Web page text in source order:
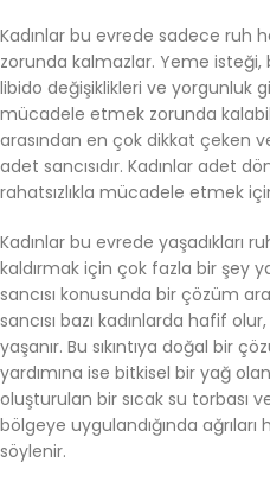
Kadınlar bu evrede sadece ruh
zorunda kalmazlar. Yeme isteği,
libido değişiklikleri ve yorgunluk
mücadele etmek zorunda
arasından en çok dikkat çeken
adet sancısıdır. Kadınlar adet
rahatsızlıkla mücadele etmek
Kadınlar bu evrede yaşadıkları
kaldırmak için çok fazla bir şey
sancısı konusunda bir çözüm
sancısı bazı kadınlarda hafif
yaşanır. Bu sıkıntıya doğal bir
yardımına ise bitkisel bir yağ
oluşturulan bir sıcak su torbası
bölgeye uygulandığında
söylenir.